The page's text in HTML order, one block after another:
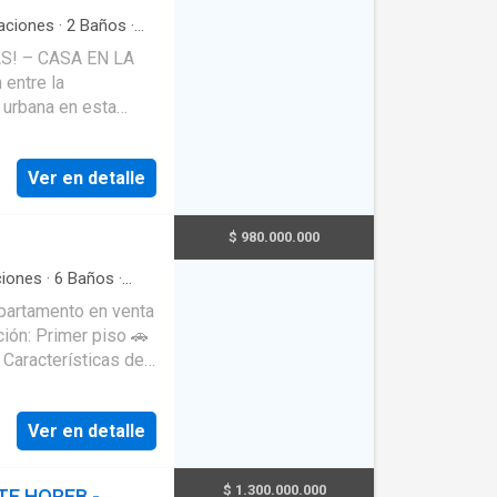
· 2 Baños ·
Internet ·Vista
– CASA EN LA
en esta
de las
propiedad es
y comodidad.
Ver en detalle
· 6 Baños ·
en venta
ropas ✅ Terraza
✔ Conexión
Ver en detalle
$ 980.000.000
$ 1.300.000.000